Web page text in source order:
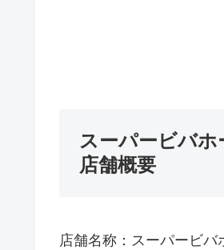
スーパービバホ
店舗概要
店舗名称：スーパービバ